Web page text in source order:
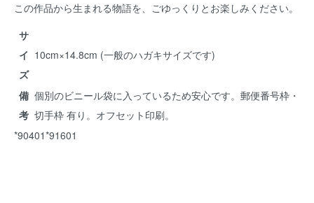
この作品から生まれる物語を、ごゆっくりとお楽しみください。
サ
イ
ズ
10cm×14.8cm (一般のハガキサイズです)
備
考
個別のビニール袋に入っているため安心です。郵便番号枠・
切手枠 有り。オフセット印刷。
*90401*91601